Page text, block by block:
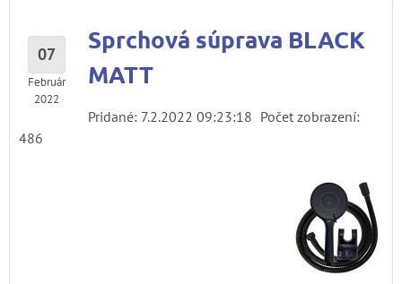
07
Február
2022
Sprchová súprava BLACK
MATT
Pridané: 7.2.2022 09:23:18 Počet zobrazení:
486